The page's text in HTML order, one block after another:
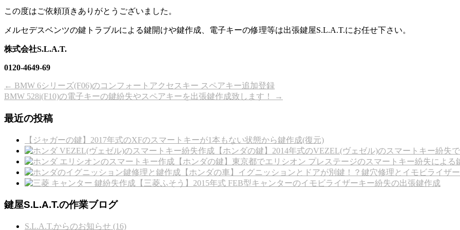
この度はご依頼頂きありがとうございました。
メルセデスベンツの鍵トラブルによる鍵開けや鍵作成、電子キーの修理等は出張鍵屋S.L.A.T.にお任せ下さい。
株式会社S.L.A.T.
0120-4649-69
← BMW 6シリーズ(F06)のコンフォートアクセスキー スペアキー追加登録
BMW 528i(F10)の電子キーの鍵紛失やスペアキーを出張鍵作成致します！
→
最近の投稿
【ジャガーの鍵】2017年式のXFのスマートキーが1本もない状態から鍵作成(復元)
【ホンダの鍵】2014年式のVEZEL(ヴェゼル)のスマートキー紛失
【ホンダの鍵】東京都でエリシオン プレステージのスマートキー紛失による
【ホンダの車】イグニッションとドアが別鍵！？鍵穴修理とイモビライザ
【三菱ふそう】2015年式 FEB型キャンターのイモビライザーキー紛失の出張鍵作成
鍵屋S.L.A.T.の作業ブログ
S.L.A.T.からのお知らせ (16)